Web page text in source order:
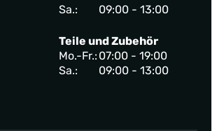
Sa.:
09:00 - 13:00
Teile und Zubehör
Mo.-Fr.: 07:00 - 19:00
Sa.:
09:00 - 13:00